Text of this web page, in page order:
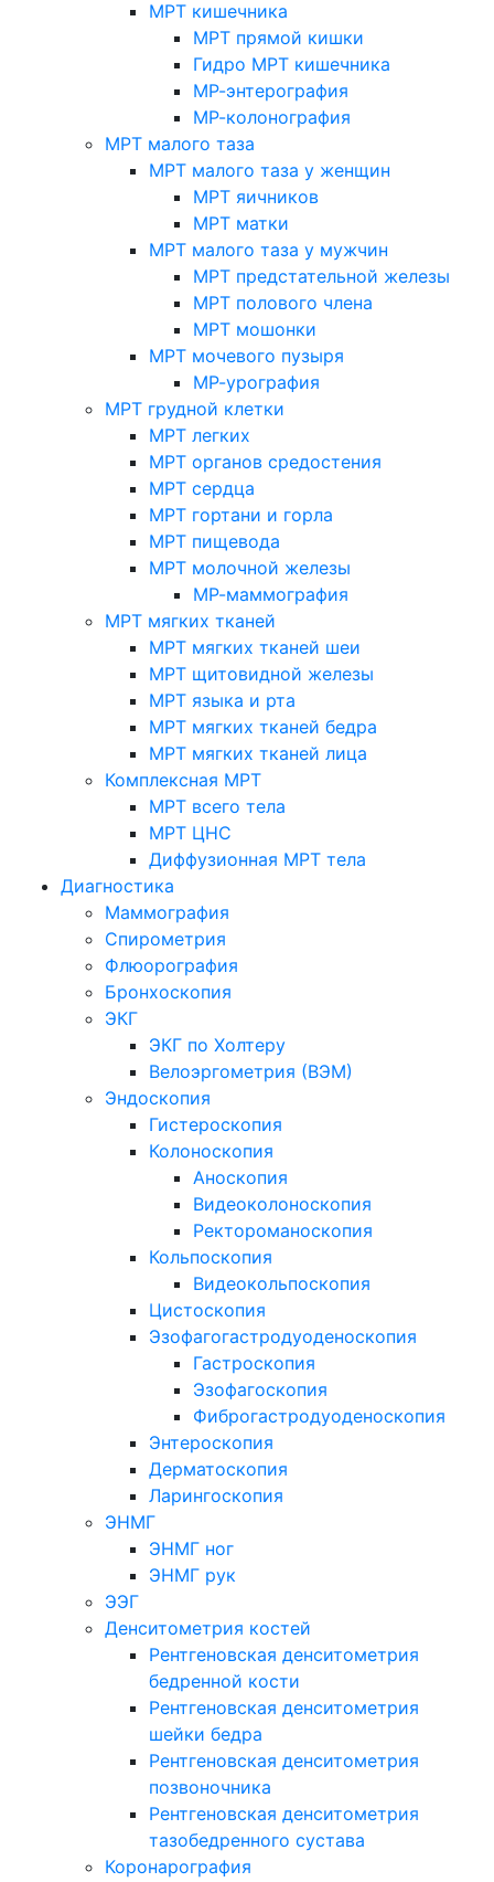
МРТ кишечника
МРТ прямой кишки
Гидро МРТ кишечника
МР-энтерография
МР-колонография
МРТ малого таза
МРТ малого таза у женщин
МРТ яичников
МРТ матки
МРТ малого таза у мужчин
МРТ предстательной железы
МРТ полового члена
МРТ мошонки
МРТ мочевого пузыря
МР-урография
МРТ грудной клетки
МРТ легких
МРТ органов средостения
МРТ сердца
МРТ гортани и горла
МРТ пищевода
МРТ молочной железы
МР-маммография
МРТ мягких тканей
МРТ мягких тканей шеи
МРТ щитовидной железы
МРТ языка и рта
МРТ мягких тканей бедра
МРТ мягких тканей лица
Комплексная МРТ
МРТ всего тела
МРТ ЦНС
Диффузионная МРТ тела
Диагностика
Маммография
Спирометрия
Флюорография
Бронхоскопия
ЭКГ
ЭКГ по Холтеру
Велоэргометрия (ВЭМ)
Эндоскопия
Гистероскопия
Колоноскопия
Аноскопия
Видеоколоноскопия
Ректороманоскопия
Кольпоскопия
Видеокольпоскопия
Цистоскопия
Эзофагогастродуоденоскопия
Гастроскопия
Эзофагоскопия
Фиброгастродуоденоскопия
Энтероскопия
Дерматоскопия
Ларингоскопия
ЭНМГ
ЭНМГ ног
ЭНМГ рук
ЭЭГ
Денситометрия костей
Рентгеновская денситометрия
бедренной кости
Рентгеновская денситометрия
шейки бедра
Рентгеновская денситометрия
позвоночника
Рентгеновская денситометрия
тазобедренного сустава
Коронарография